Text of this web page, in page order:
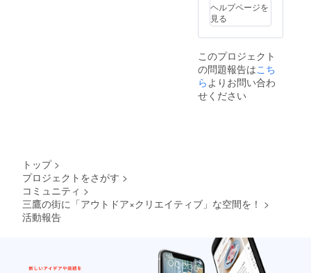
ヘルプページを
見る
このプロジェクト
の問題報告はこち
らよりお問い合わ
せください
トップ >
プロジェクトをさがす >
コミュニティ >
三鷹の街に「アウトドア×クリエイティブ」な空間を！ >
活動報告